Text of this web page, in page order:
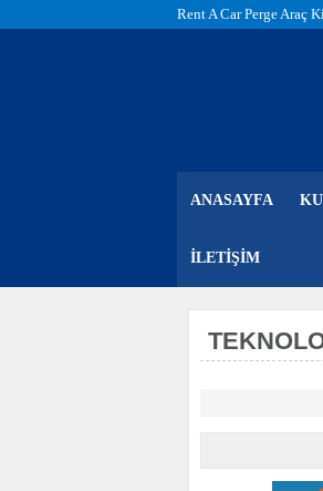
Rent A Car Perge Araç
ANASAYFA
İLETIŞIM